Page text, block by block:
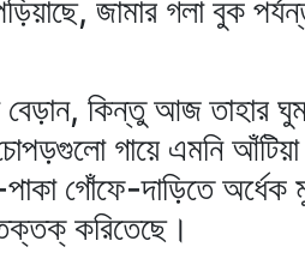
জামার গলা বুক
বেড়ান, কিন্তু আজ তাহার
গায়ে এমনি আঁটিয়া
গোঁফে-দাড়িতে অর্ধেক
করিতেছে।